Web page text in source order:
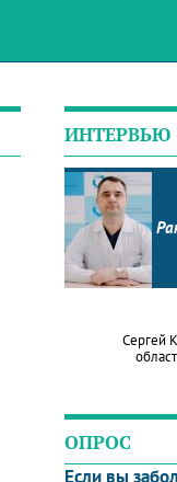
ИНТЕРВЬЮ
Сергей
ОПРОС
Если вы